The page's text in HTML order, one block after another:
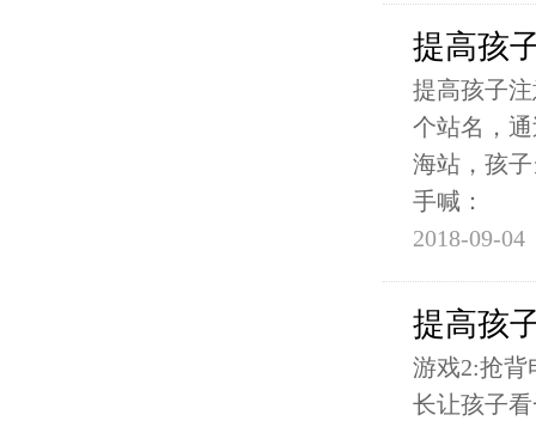
提高孩
提高孩子
个站名，
海站，孩
手喊：
2018-09-04
提高孩
游戏2:抢背
长让孩子